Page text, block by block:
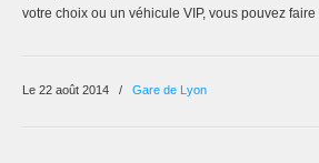
votre choix ou un véhicule VIP, vous pouvez
Le 22 août 2014 / Gare de Lyon